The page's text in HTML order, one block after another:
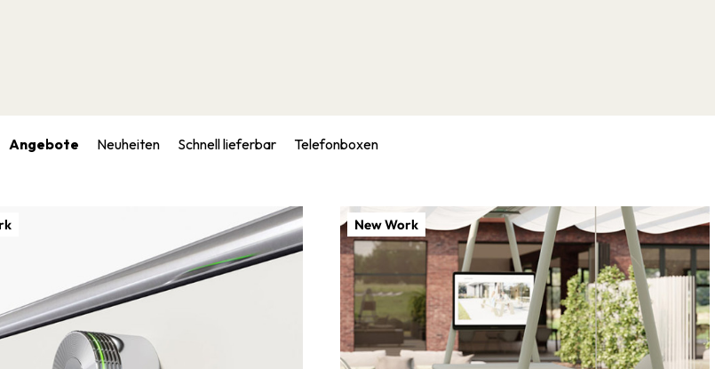
Angebote Neuheiten Schnell lieferbar Telefonboxen
New Work